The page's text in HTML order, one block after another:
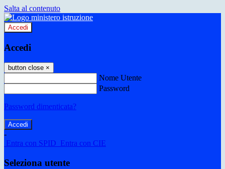
Salta al contenuto
Accedi
Accedi
button close ×
Nome Utente
Password
Password dimenticata?
-
Entra con SPID Entra con CIE
Seleziona utente